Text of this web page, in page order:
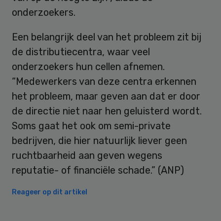
onderzoekers.
Een belangrijk deel van het probleem zit bij
de distributiecentra, waar veel
onderzoekers hun cellen afnemen.
“Medewerkers van deze centra erkennen
het probleem, maar geven aan dat er door
de directie niet naar hen geluisterd wordt.
Soms gaat het ook om semi-private
bedrijven, die hier natuurlijk liever geen
ruchtbaarheid aan geven wegens
reputatie- of financiële schade.” (ANP)
Reageer op dit artikel